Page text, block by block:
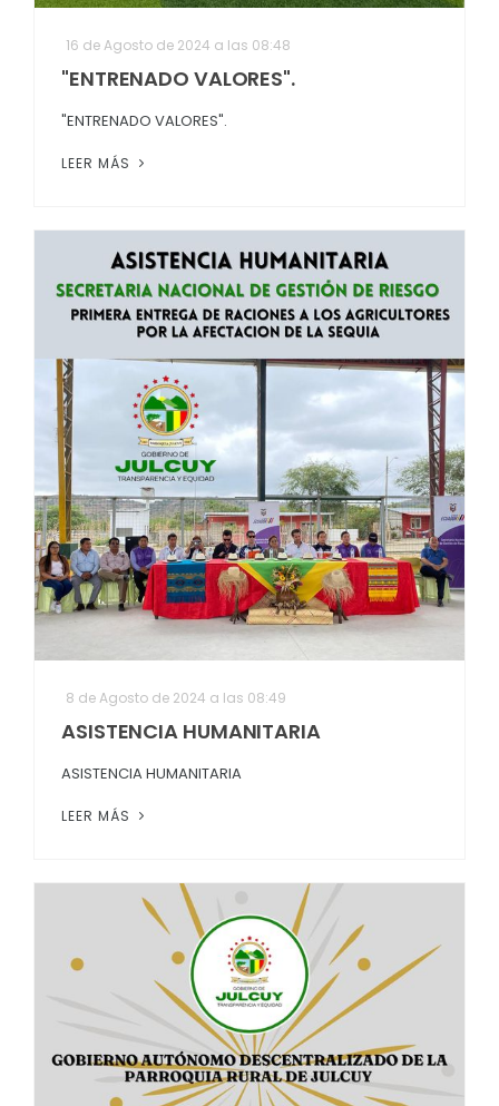
16 de Agosto de 2024 a las 08:48
"ENTRENADO VALORES".
"ENTRENADO VALORES".
LEER MÁS
8 de Agosto de 2024 a las 08:49
ASISTENCIA HUMANITARIA
ASISTENCIA HUMANITARIA
LEER MÁS